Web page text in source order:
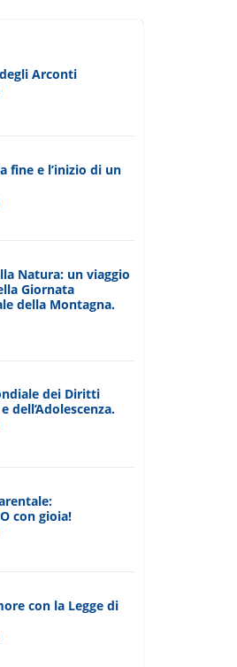
Arconti
fine e l’inizio di un
Natura: un viaggio
Giornata
della Montagna.
dei Diritti
dell’Adolescenza.
con gioia!
con la Legge di